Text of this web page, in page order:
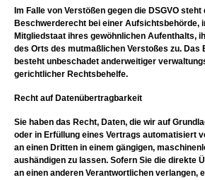
Im Falle von Verstößen gegen die DSGVO
Beschwerderecht bei einer Aufsichtsbehörde,
Mitgliedstaat ihres gewöhnlichen Aufenthalts,
des Orts des mutmaßlichen Verstoßes zu. Das
besteht unbeschadet anderweitiger
gerichtlicher Rechtsbehelfe.
Recht auf Datenübertragbarkeit
Sie haben das Recht, Daten, die wir auf
oder in Erfüllung eines Vertrags automatisiert
an einen Dritten in einem gängigen,
aushändigen zu lassen. Sofern Sie die direkte
an einen anderen Verantwortlichen verlangen,